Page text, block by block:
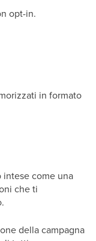
opt-in.
in formato
intese come una
che ti
della campagna